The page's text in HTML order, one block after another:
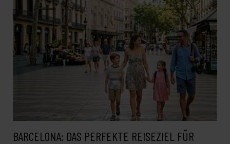
BARCELONA: DAS PERFEKTE REISEZIEL FÜR